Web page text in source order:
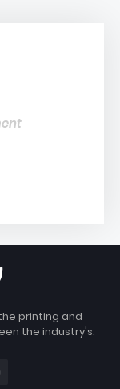
printing and
the industry's.